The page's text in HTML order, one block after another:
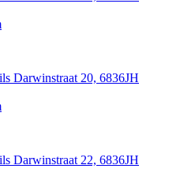
Darwinstraat 20, 6836JH
Darwinstraat 22, 6836JH